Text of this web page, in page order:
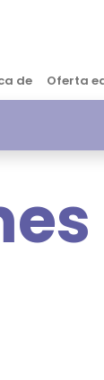
de Oferta